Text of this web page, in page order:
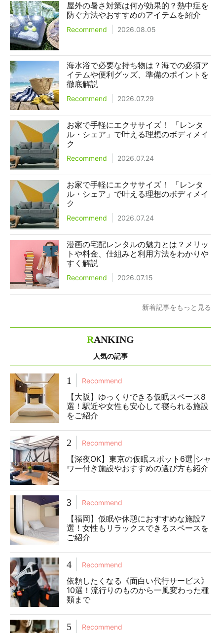
屋外の暑さ対策は何が効果的？熱中症を
防ぐ方法やおすすめのアイテムを紹介
Recommend 2026.08.05
海水浴で必要な持ち物は？海での必須ア
イテムや便利グッズ、準備のポイントを
徹底解説
Recommend 2026.07.29
お家で手軽にエクササイズ！ 「レンタ
ル・シェア」で叶える理想のボディメイ
ク
Recommend 2026.07.24
お家で手軽にエクササイズ！ 「レンタ
ル・シェア」で叶える理想のボディメイ
ク
Recommend 2026.07.24
漫画の宅配レンタルの魅力とは？メリッ
トや料金、仕組みと利用方法をわかりや
すく解説
Recommend 2026.07.15
新着記事をもっと見る
RANKING
人気の記事
1 Recommend
【大阪】ゆっくりできる仮眠スペース8
選！駅近や女性も安心して寝られる施設
をご紹介
2 Recommend
【深夜OK】東京の仮眠スポット6選|シャ
ワー付き施設やおすすめの選び方も紹介
3 Recommend
【福岡】仮眠や休憩におすすめな施設7
選！女性もリラックスできるスペースを
ご紹介
4 Recommend
依頼したくなる《面白い代行サービス》
10選！流行りのものから一風変わった種
類まで
5 Recommend